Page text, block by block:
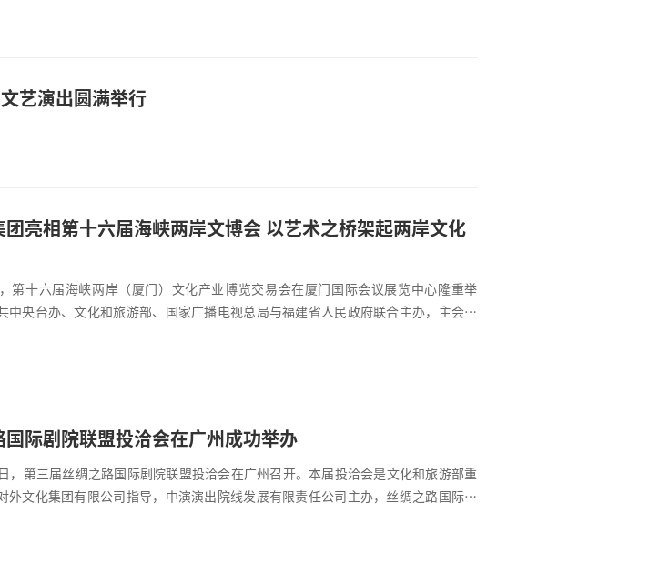
艺演出圆满举行
亮相第十六届海峡两岸文博会 以艺术之桥架起两岸文化
第十六届海峡两岸（厦门）文化产业博览交易会在厦门国际会议展览中心隆重举
中央台办、文化和旅游部、国家广播电视总局与福建省人民政府联合主办，主会场
中心，同时在厦门各区设立19个分会场，以“一脉传承・创意未来”为主题，通过
造集展示、交易、体验于一体的综合性文化平台，汇聚台湾地区超过200家机构，
际剧院联盟投洽会在广州成功举办
，第三届丝绸之路国际剧院联盟投洽会在广州召开。本届投洽会是文化和旅游部重
外文化集团有限公司指导，中演演出院线发展有限责任公司主办，丝绸之路国际剧
办。来自中国、古巴、埃塞俄比亚、格鲁吉亚、印度尼西亚、肯尼亚、黎巴嫩、马
牙、乌兹别克斯坦、委内瑞拉等12个国家和地区及国际组织的近百名中外代表应邀